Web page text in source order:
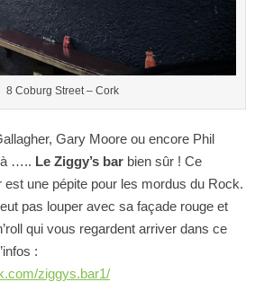
8 Coburg Street – Cork
Gary Moore ou encore Phil
à ….. Le Ziggy’s bar bien sûr ! Ce
est une pépite pour les mordus du Rock.
pas louper avec sa façade rouge et
qui vous regardent arriver dans ce
:
ziggys.bar1/